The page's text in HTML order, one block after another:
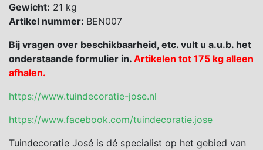
Gewicht: 21 kg
Artikel nummer: BEN007
Bij vragen over beschikbaarheid, etc. vult u a.u.b. het
onderstaande formulier in. Artikelen tot 175 kg alleen
afhalen.
https://www.tuindecoratie-jose.nl
https://www.facebook.com/tuindecoratie.jose
Tuindecoratie José is dé specialist op het gebied van